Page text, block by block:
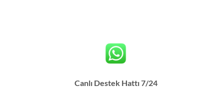
Canlı Destek Hattı 7/24